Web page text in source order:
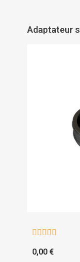
    
0,00 €